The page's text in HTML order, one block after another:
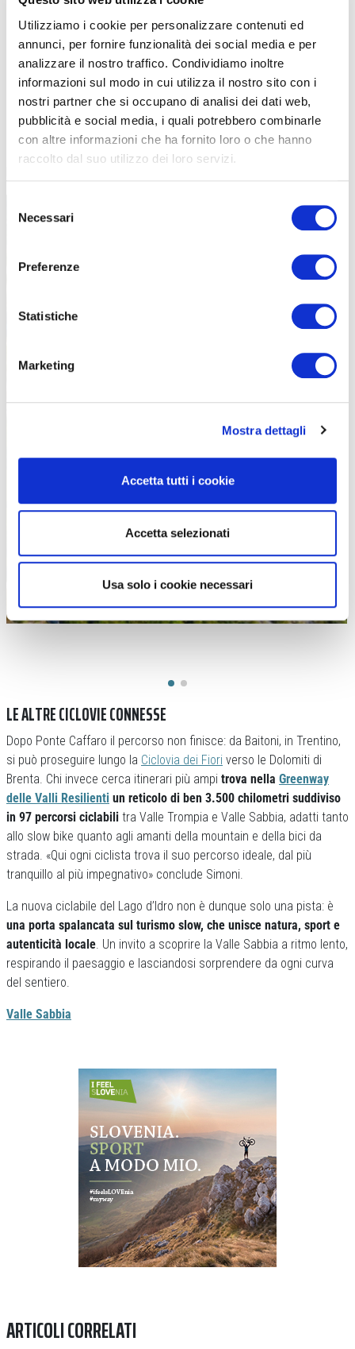
Utilizziamo i cookie per personalizzare contenuti ed
annunci, per fornire funzionalità dei social media e per
analizzare il nostro traffico. Condividiamo inoltre
informazioni sul modo in cui utilizza il nostro sito con i
nostri partner che si occupano di analisi dei dati web,
pubblicità e social media, i quali potrebbero combinarle
con altre informazioni che ha fornito loro o che hanno
raccolto dal suo utilizzo dei loro servizi.
delNecessari
Preferenze
Statistiche
Marketing
Mostra dettagli
Accetta tutti i cookie
Accetta selezionati
Usa solo i cookie necessari
Dal lungolago si raggiunge facilmente l’antico complesso, visitabile
in autonomia o con guida. «Il percorso breve è ideale per famiglie,
mentre le visite complete offrono la possibilità di
esplorare la
Rocca fino all’Osservatorio, con una vista mozzafiato sull’intero
La Rocca d’Anfo è fortezza napoleonica più grande d’Italia (foto
LE ALTRE CICLOVIE CONNESSE
Dopo Ponte Caffaro il percorso non finisce: da Baitoni, in Trentino,
si può proseguire lungo la Ciclovia dei Fiori verso le Dolomiti di
Brenta. Chi invece cerca itinerari più ampi trova nella Greenway
delle Valli Resilienti un reticolo di ben 3.500 chilometri suddiviso
in 97 percorsi ciclabili tra Valle Trompia e Valle Sabbia, adatti tanto
allo slow bike quanto agli amanti della mountain e della bici da
strada. «Qui ogni ciclista trova il suo percorso ideale, dal più
tranquillo al più impegnativo» conclude Simoni.
La nuova ciclabile del Lago d’Idro non è dunque solo una pista: è
una porta spalancata sul turismo slow, che unisce natura, sport e
autenticità locale. Un invito a scoprire la Valle Sabbia a ritmo lento,
respirando il paesaggio e lasciandosi sorprendere da ogni curva
del sentiero.
Valle Sabbia
Previous
ARTICOLI CORRELATI